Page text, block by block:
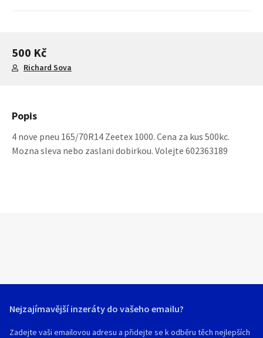
500 Kč
Richard Sova
Popis
4 nove pneu 165/70R14 Zeetex 1000. Cena za kus 500kc.
Mozna sleva nebo zaslani dobirkou. Volejte 602363189
Nejzajímavější inzeráty do vašeho emailu?
Zadejte vaši emailovou adresu a přidejte se k odběru těch nejlepších